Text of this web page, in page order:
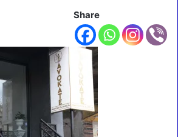
Share